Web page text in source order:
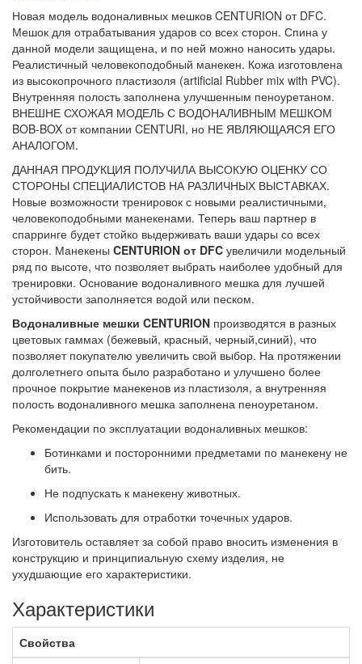
Новая модель водоналивных мешков CENTURION от DFC.
Мешок для отрабатывания ударов со всех сторон. Спина у
данной модели защищена, и по ней можно наносить удары.
Реалистичный человекоподобный манекен. Кожа изготовлена
из высокопрочного пластизоля (artificial Rubber mix with PVC).
Внутренняя полость заполнена улучшенным пеноуретаном.
ВНЕШНЕ СХОЖАЯ МОДЕЛЬ С ВОДОНАЛИВНЫМ МЕШКОМ
BOB-BOX от компании CENTURI, но НЕ ЯВЛЯЮЩАЯСЯ ЕГО
АНАЛОГОМ.
ДАННАЯ ПРОДУКЦИЯ ПОЛУЧИЛА ВЫСОКУЮ ОЦЕНКУ СО
СТОРОНЫ СПЕЦИАЛИСТОВ НА РАЗЛИЧНЫХ ВЫСТАВКАХ.
Новые возможности тренировок с новыми реалистичными,
человекоподобными манекенами. Теперь ваш партнер в
спарринге будет стойко выдерживать ваши удары со всех
сторон. Манекены CENTURION от DFC увеличили модельный
ряд по высоте, что позволяет выбрать наиболее удобный для
тренировки. Основание водоналивного мешка для лучшей
устойчивости заполняется водой или песком.
Водоналивные мешки CENTURION производятся в разных
цветовых гаммах (бежевый, красный, черный,синий), что
позволяет покупателю увеличить свой выбор. На протяжении
долголетнего опыта было разработано и улучшено более
прочное покрытие манекенов из пластизоля, а внутренняя
полость водоналивного мешка заполнена пеноуретаном.
Рекомендации по эксплуатации водоналивных мешков:
Ботинками и посторонними предметами по манекену не
бить.
Не подпускать к манекену животных.
Использовать для отработки точечных ударов.
Изготовитель оставляет за собой право вносить изменения в
конструкцию и принципиальную схему изделия, не
ухудшающие его характеристики.
Характеристики
Свойства